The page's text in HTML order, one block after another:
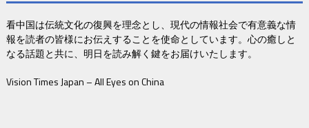
看中国は伝統文化の復興を理念とし、現代の情報社会で有意義な情
報を読者の皆様にお伝えすることを使命としています。心の癒しと
なる話題と共に、明日を読み解く鍵をお届けいたします。
Vision Times Japan – All Eyes on China